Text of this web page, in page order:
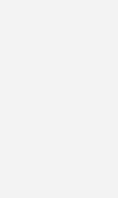
Holz und Aluminium treffen